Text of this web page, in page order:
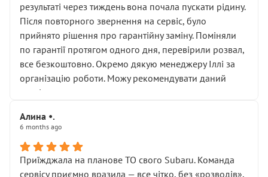
результаті через тиждень вона почала пускати рідину.
Після повторного звернення на сервіс, було
прийнято рішення про гарантійну заміну. Поміняли
по гарантії протягом одного дня, перевірили розвал,
все безкоштовно. Окремо дякую менеджеру Іллі за
організацію роботи. Можу рекомендувати даний
сервіс.
Алина •.
6 months ago
Приїжджала на планове ТО свого Subaru. Команда
сервісу приємно вразила — все чітко, без «розводів»,